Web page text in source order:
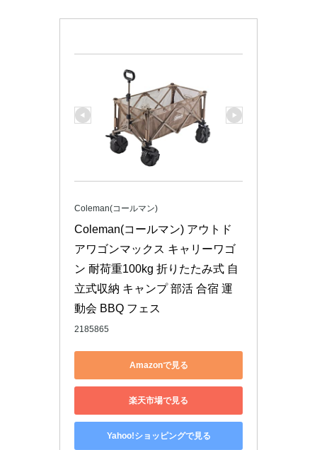
Coleman(コールマン)
Coleman(コールマン) アウトド
アワゴンマックス キャリーワゴ
ン 耐荷重100kg 折りたたみ式 自
立式収納 キャンプ 部活 合宿 運
動会 BBQ フェス
2185865
Amazonで見る
楽天市場で見る
Yahoo!ショッピングで見る